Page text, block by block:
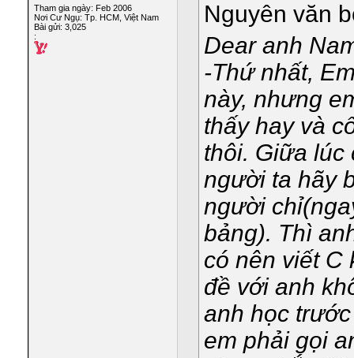
Tham gia ngày: Feb 2006
Nơi Cư Ngụ: Tp. HCM, Việt Nam
Bài gửi: 3,025
:
Nguyên văn
Dear anh
-Thứ nhất,
này, nhưng
thấy hay và
thôi. Giữa lúc
người ta hãy
người
bảng). Thì
có nên viết C
đề với anh
anh học
em phải gọi